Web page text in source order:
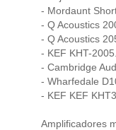
- Mordaunt
- Q Acoustics
- Q Acoustics
- KEF KHT-
- Cambridge
- Wharfedale
- KEF KEF
Amplificadores